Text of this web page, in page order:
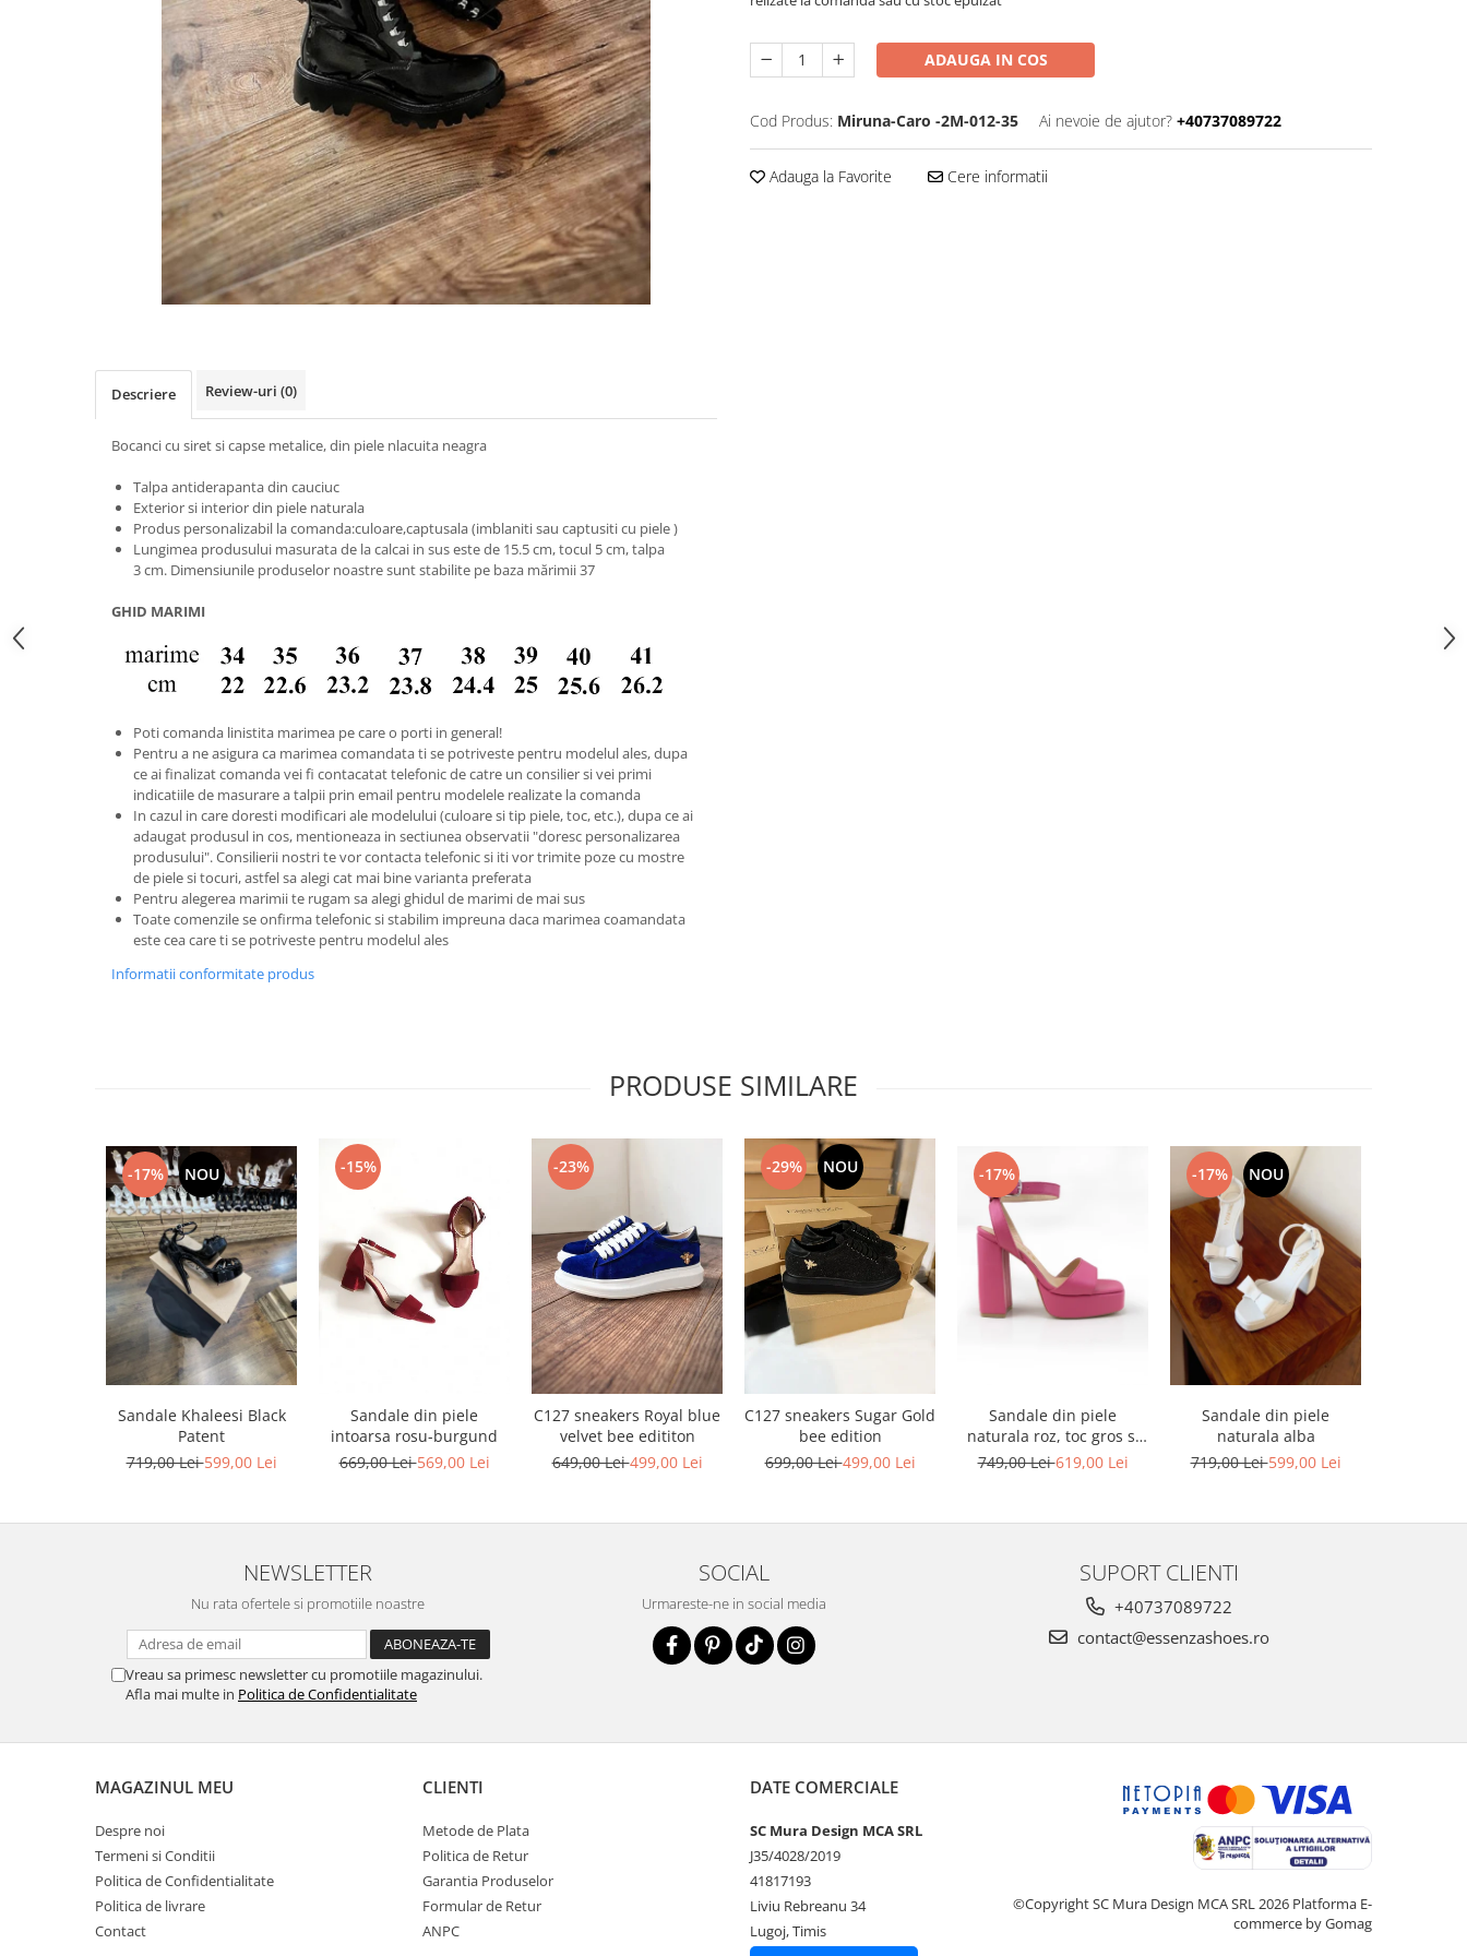
ADAUGA IN COS
Cod Produs: Miruna-Caro -2M-012-35 Ai nevoie de ajutor? +40737089722
Adauga la Favorite Cere informatii
Descriere Review-uri (0)
Bocanci cu siret si capse metalice, din piele nlacuita neagra
Talpa antiderapanta din cauciuc
Exterior si interior din piele naturala
Produs personalizabil la comanda:culoare,captusala (imblaniti sau captusiti cu piele )
Lungimea produsului masurata de la calcai in sus este de 15.5 cm, tocul 5 cm, talpa
3 cm. Dimensiunile produselor noastre sunt stabilite pe baza mărimii 37
GHID MARIMI
Poti comanda linistita marimea pe care o porti in general!
Pentru a ne asigura ca marimea comandata ti se potriveste pentru modelul ales, dupa
ce ai finalizat comanda vei fi contacatat telefonic de catre un consilier si vei primi
indicatiile de masurare a talpii prin email pentru modelele realizate la comanda
In cazul in care doresti modificari ale modelului (culoare si tip piele, toc, etc.), dupa ce ai
adaugat produsul in cos, mentioneaza in sectiunea observatii "doresc personalizarea
produsului". Consilierii nostri te vor contacta telefonic si iti vor trimite poze cu mostre
de piele si tocuri, astfel sa alegi cat mai bine varianta preferata
Pentru alegerea marimii te rugam sa alegi ghidul de marimi de mai sus
Toate comenzile se onfirma telefonic si stabilim impreuna daca marimea coamandata
este cea care ti se potriveste pentru modelul ales
Informatii conformitate produs
PRODUSE SIMILARE
-17% NOU
Sandale Khaleesi Black
Patent
719,00 Lei599,00 Lei
-15%
Sandale din piele
intoarsa rosu-burgund
669,00 Lei569,00 Lei
-23%
C127 sneakers Royal blue
velvet bee edititon
649,00 Lei499,00 Lei
-29% NOU
C127 sneakers Sugar Gold
bee edition
699,00 Lei499,00 Lei
-17%
Sandale din piele
naturala roz, toc gros si
platforma
749,00 Lei619,00 Lei
-17% NOU
Sandale din piele
naturala alba
719,00 Lei599,00 Lei
NEWSLETTER
Nu rata ofertele si promotiile noastre
Vreau sa primesc newsletter cu promotiile magazinului.
Afla mai multe in Politica de Confidentialitate
SOCIAL
Urmareste-ne in social media
SUPORT CLIENTI
+40737089722
contact@essenzashoes.ro
MAGAZINUL MEU
Despre noi
Termeni si Conditii
Politica de Confidentialitate
Politica de livrare
Contact
CLIENTI
Metode de Plata
Politica de Retur
Garantia Produselor
Formular de Retur
ANPC
DATE COMERCIALE
SC Mura Design MCA SRL
J35/4028/2019
41817193
Liviu Rebreanu 34
Lugoj, Timis
©Copyright SC Mura Design MCA SRL 2026 Platforma E-
commerce by Gomag